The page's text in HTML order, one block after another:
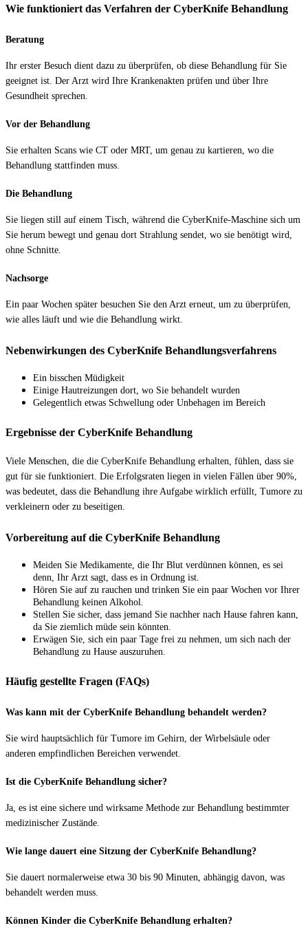
Wie funktioniert das Verfahren der CyberKnife Behandlung
Beratung
Ihr erster Besuch dient dazu zu überprüfen, ob diese Behandlung für Sie
geeignet ist. Der Arzt wird Ihre Krankenakten prüfen und über Ihre
Gesundheit sprechen.
Vor der Behandlung
Sie erhalten Scans wie CT oder MRT, um genau zu kartieren, wo die
Behandlung stattfinden muss.
Die Behandlung
Sie liegen still auf einem Tisch, während die CyberKnife-Maschine sich um
Sie herum bewegt und genau dort Strahlung sendet, wo sie benötigt wird,
ohne Schnitte.
Nachsorge
Ein paar Wochen später besuchen Sie den Arzt erneut, um zu überprüfen,
wie alles läuft und wie die Behandlung wirkt.
Nebenwirkungen des CyberKnife Behandlungsverfahrens
Ein bisschen Müdigkeit
Einige Hautreizungen dort, wo Sie behandelt wurden
Gelegentlich etwas Schwellung oder Unbehagen im Bereich
Ergebnisse der CyberKnife Behandlung
Viele Menschen, die die CyberKnife Behandlung erhalten, fühlen, dass sie
gut für sie funktioniert. Die Erfolgsraten liegen in vielen Fällen über 90%,
was bedeutet, dass die Behandlung ihre Aufgabe wirklich erfüllt, Tumore zu
verkleinern oder zu beseitigen.
Vorbereitung auf die CyberKnife Behandlung
Meiden Sie Medikamente, die Ihr Blut verdünnen können, es sei
denn, Ihr Arzt sagt, dass es in Ordnung ist.
Hören Sie auf zu rauchen und trinken Sie ein paar Wochen vor Ihrer
Behandlung keinen Alkohol.
Stellen Sie sicher, dass jemand Sie nachher nach Hause fahren kann,
da Sie ziemlich müde sein könnten.
Erwägen Sie, sich ein paar Tage frei zu nehmen, um sich nach der
Behandlung zu Hause auszuruhen.
Häufig gestellte Fragen (FAQs)
Was kann mit der CyberKnife Behandlung behandelt werden?
Sie wird hauptsächlich für Tumore im Gehirn, der Wirbelsäule oder
anderen empfindlichen Bereichen verwendet.
Ist die CyberKnife Behandlung sicher?
Ja, es ist eine sichere und wirksame Methode zur Behandlung bestimmter
medizinischer Zustände.
Wie lange dauert eine Sitzung der CyberKnife Behandlung?
Sie dauert normalerweise etwa 30 bis 90 Minuten, abhängig davon, was
behandelt werden muss.
Können Kinder die CyberKnife Behandlung erhalten?